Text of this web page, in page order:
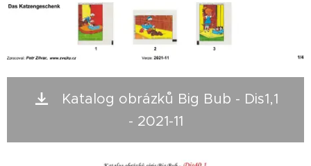
Katalog obrázků Big Bub - Dis1,1
- 2021-11